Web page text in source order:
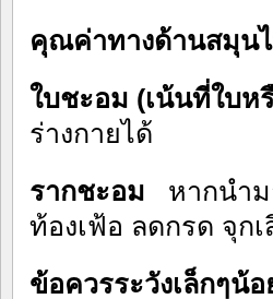
คุณค่าทางด้านสมุน
ใบชะอม (เน้นที่ใบ
ร่างกายได้
รากชะอม
หากนำ
ท้องเฟ้อ ลดกรด จุก
ข้อควรระวังเล็กๆน้